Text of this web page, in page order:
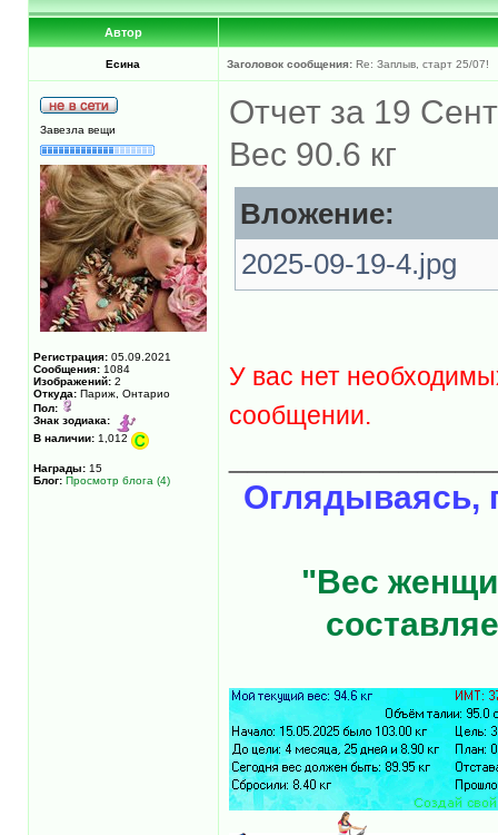
Автор
Есина Заголовок сообщения: Re: Заплыв, старт 25/07!
Завезла вещи
Регистрация: 05.09.2021
Сообщения: 1084
Изображений: 2
Откуда: Париж, Онтарио
Пол:
Знак зодиака:
В наличии: 1,012
Награды: 15
Блог: Просмотр блога (4)
Отчет за 19
Вес 90.6 кг
Вложение:
2025-09-19-4.jpg
У вас нет
сообщении.
Оглядываясь,
"Вес